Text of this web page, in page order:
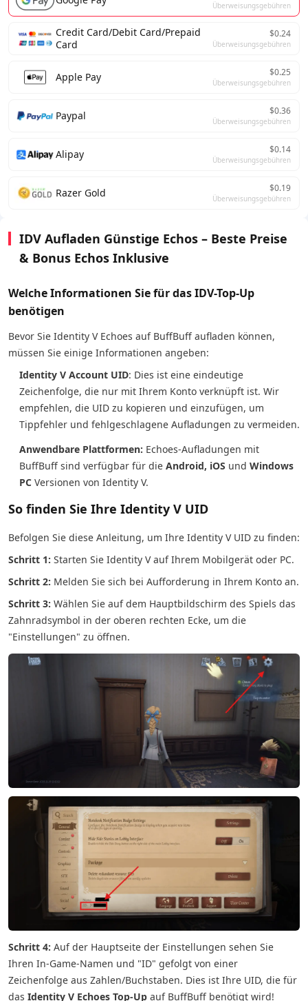
Überweisungsgebühren
Credit Card/Debit Card/Prepaid
Card
$0.24
Überweisungsgebühren
Apple Pay $0.25
Überweisungsgebühren
Paypal $0.36
Überweisungsgebühren
Alipay $0.14
Überweisungsgebühren
Razer Gold $0.19
Überweisungsgebühren
IDV Aufladen Günstige Echos – Beste Preise
& Bonus Echos Inklusive
Welche Informationen Sie für das IDV-Top-Up
benötigen
Bevor Sie Identity V Echoes auf BuffBuff aufladen können,
müssen Sie einige Informationen angeben:
Identity V Account UID: Dies ist eine eindeutige
Zeichenfolge, die nur mit Ihrem Konto verknüpft ist. Wir
empfehlen, die UID zu kopieren und einzufügen, um
Tippfehler und fehlgeschlagene Aufladungen zu vermeiden.
Anwendbare Plattformen: Echoes-Aufladungen mit
BuffBuff sind verfügbar für die Android, iOS und Windows
PC Versionen von Identity V.
So finden Sie Ihre Identity V UID
Befolgen Sie diese Anleitung, um Ihre Identity V UID zu finden:
Schritt 1: Starten Sie Identity V auf Ihrem Mobilgerät oder PC.
Schritt 2: Melden Sie sich bei Aufforderung in Ihrem Konto an.
Schritt 3: Wählen Sie auf dem Hauptbildschirm des Spiels das
Zahnradsymbol in der oberen rechten Ecke, um die
"Einstellungen" zu öffnen.
Schritt 4: Auf der Hauptseite der Einstellungen sehen Sie
Ihren In-Game-Namen und "ID" gefolgt von einer
Zeichenfolge aus Zahlen/Buchstaben. Dies ist Ihre UID, die für
das Identity V Echoes Top-Up auf BuffBuff benötigt wird!